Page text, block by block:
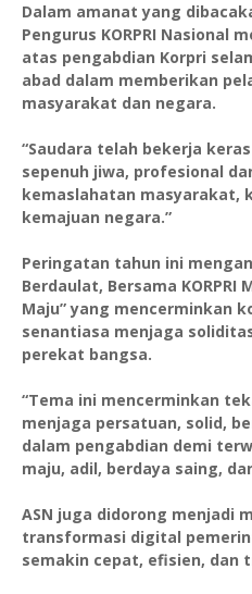
Dalam amanat yang
Pengurus KORPRI Nasional
atas pengabdian Korpri
abad dalam memberikan
masyarakat dan negara.
“Saudara telah bekerja
sepenuh jiwa, profesional
kemaslahatan masyarakat,
kemajuan negara.”
Peringatan tahun ini
Berdaulat, Bersama KORPRI
Maju” yang mencerminkan
senantiasa menjaga
perekat bangsa.
“Tema ini mencerminkan
menjaga persatuan, solid,
dalam pengabdian demi
maju, adil, berdaya saing,
ASN juga didorong menjadi
transformasi digital
semakin cepat, efisien, dan